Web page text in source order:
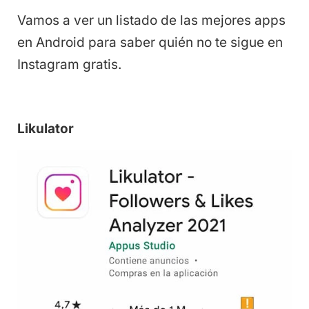
Vamos a ver un listado de las mejores apps
en Android para saber quién no te sigue en
Instagram gratis.
Likulator